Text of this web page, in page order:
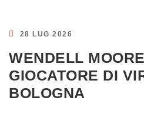
28 LUG 2026
WENDELL
GIOCATORE DI
BOLOGNA